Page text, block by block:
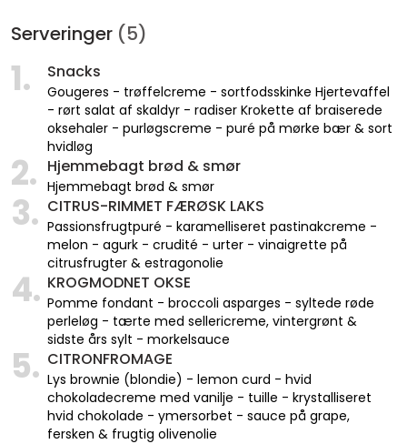
Serveringer (5)
1. Snacks
Gougeres - trøffelcreme - sortfodsskinke Hjertevaffel
- rørt salat af skaldyr - radiser Krokette af braiserede
oksehaler - purløgscreme - puré på mørke bær & sort
hvidløg
2. Hjemmebagt brød & smør
Hjemmebagt brød & smør
3. CITRUS-RIMMET FÆRØSK LAKS
Passionsfrugtpuré - karamelliseret pastinakcreme -
melon - agurk - crudité - urter - vinaigrette på
citrusfrugter & estragonolie
4. KROGMODNET OKSE
Pomme fondant - broccoli asparges - syltede røde
perleløg - tærte med sellericreme, vintergrønt &
sidste års sylt - morkelsauce
5. CITRONFROMAGE
Lys brownie (blondie) - lemon curd - hvid
chokoladecreme med vanilje - tuille - krystalliseret
hvid chokolade - ymersorbet - sauce på grape,
fersken & frugtig olivenolie